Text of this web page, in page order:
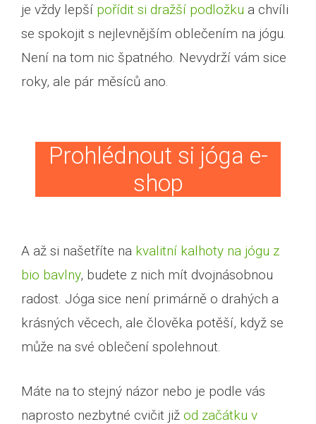
je vždy lepší pořídit si dražší podložku a chvíli
se spokojit s nejlevnějším oblečením na jógu.
Není na tom nic špatného. Nevydrží vám sice
roky, ale pár měsíců ano.
Prohlédnout si jóga e-
shop
A až si našetříte na kvalitní kalhoty na jógu z
bio bavlny, budete z nich mít dvojnásobnou
radost. Jóga sice není primárně o drahých a
krásných věcech, ale člověka potěší, když se
může na své oblečení spolehnout.
Máte na to stejný názor nebo je podle vás
naprosto nezbytné cvičit již od začátku v